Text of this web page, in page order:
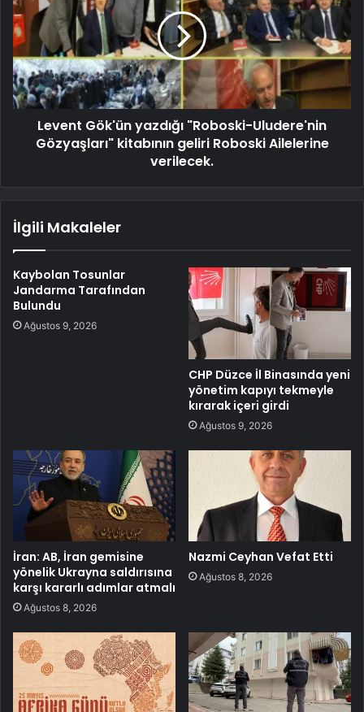
Levent Gök'ün yazdığı "Roboski-Uludere'nin
Gözyaşları" kitabının geliri Roboski Ailelerine
verilecek.
İlgili Makaleler
Kaybolan Tosunlar
Jandarma Tarafından
Bulundu
Ağustos 9, 2026
CHP Düzce İl Binasında yeni
yönetim kapıyı tekmeyle
kırarak içeri girdi
Ağustos 9, 2026
İran: AB, İran gemisine
yönelik Ukrayna saldırısına
karşı kararlı adımlar atmalı
Ağustos 8, 2026
Nazmi Ceyhan Vefat Etti
Ağustos 8, 2026